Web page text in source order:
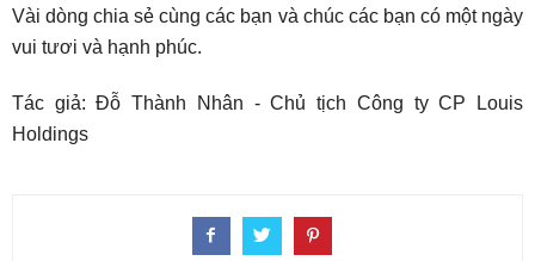
Vài dòng chia sẻ cùng các bạn và chúc các bạn có một ngày
vui tươi và hạnh phúc.
Tác giả: Đỗ Thành Nhân - Chủ tịch Công ty CP Louis
Holdings